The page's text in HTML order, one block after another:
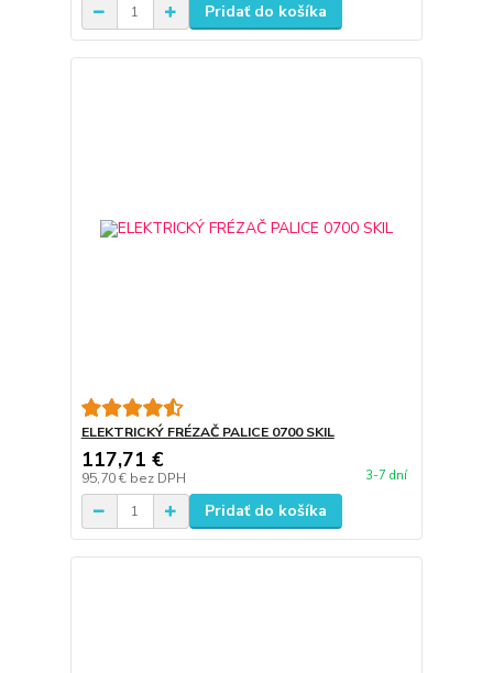
Pridať do košíka
ELEKTRICKÝ FRÉZAČ PALICE 0700 SKIL
117,71 €
95,70 € bez DPH 3-7 dní
Pridať do košíka